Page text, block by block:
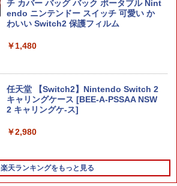
チ カバー バッグ バック ポータブル Nint
endo ニンテンドー スイッチ 可愛い か
わいい Switch2 保護フィルム
￥1,480
任天堂 【Switch2】Nintendo Switch 2
キャリングケース [BEE-A-PSSAA NSW
2 キャリングケ-ス]
￥2,980
楽天ランキングをもっと見る